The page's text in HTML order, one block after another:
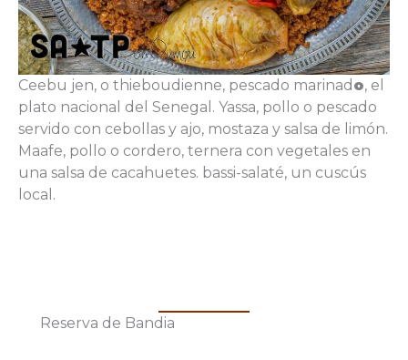
Ceebu jen, o thieboudienne, pescado marinad o, el
plato nacional del Senegal. Yassa, pollo o pescado
servido con cebollas y ajo, mostaza y salsa de limón.
Maafe, pollo o cordero, ternera con vegetales en
una salsa de cacahuetes. bassi-salaté, un cuscús
local.
Reserva de Bandia